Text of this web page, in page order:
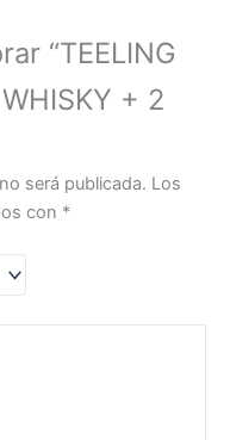
“TEELING
+ 2
será publicada. Los
con *